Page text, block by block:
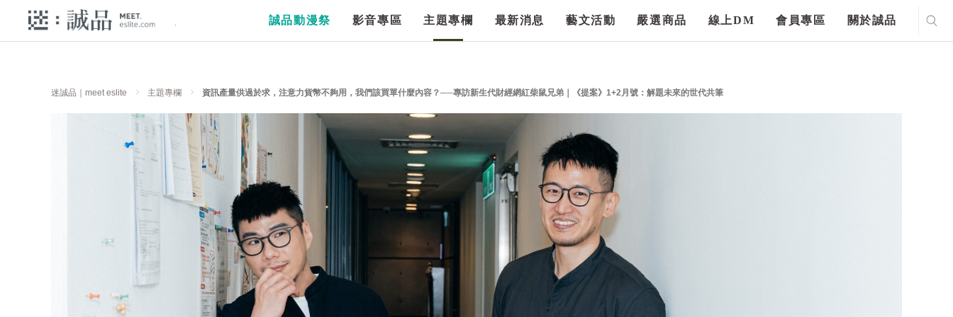
誠品動漫祭 影音專區 主題專欄 最新消息 藝文活動 嚴選商品 線上DM 會員專區 關於誠品
迷誠品｜meet eslite 主題專欄 資訊產量供過於求，注意力貨幣不夠用，我們該買單什麼內容？──專訪新生代財經網紅柴鼠兄弟｜《提案》1+2月號：解題未來的世代共筆